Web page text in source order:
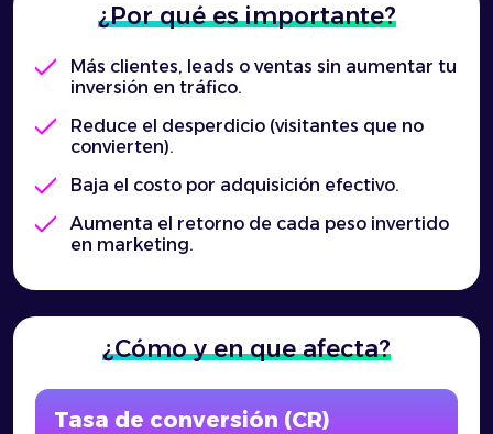
¿Por qué es importante?
Más clientes, leads o ventas sin aumentar tu
inversión en tráfico.
Reduce el desperdicio (visitantes que no
convierten).
Baja el costo por adquisición efectivo.
Aumenta el retorno de cada peso invertido
en marketing.
¿Cómo y en que afecta?
Tasa de conversión (CR)